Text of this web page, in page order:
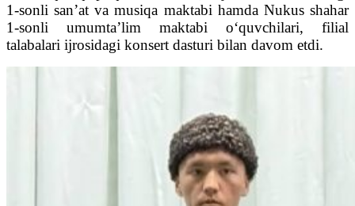
1-sonli san’at va musiqa maktabi hamda Nukus shahar
1-sonli umumta’lim maktabi o‘quvchilari, filial
talabalari ijrosidagi konsert dasturi bilan davom etdi.